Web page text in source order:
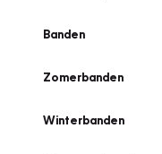
Banden
Zomerbanden
Winterbanden